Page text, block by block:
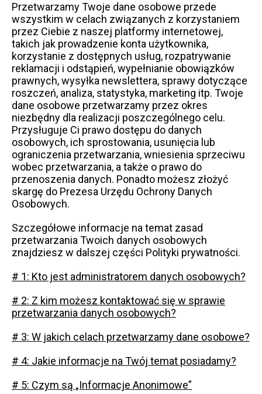
Przetwarzamy Twoje dane osobowe przede
wszystkim w celach związanych z korzystaniem
przez Ciebie z naszej platformy internetowej,
takich jak prowadzenie konta użytkownika,
korzystanie z dostępnych usług, rozpatrywanie
reklamacji i odstąpień, wypełnianie obowiązków
prawnych, wysyłka newslettera, sprawy dotyczące
roszczeń, analiza, statystyka, marketing itp. Twoje
dane osobowe przetwarzamy przez okres
niezbędny dla realizacji poszczególnego celu.
Przysługuje Ci prawo dostępu do danych
osobowych, ich sprostowania, usunięcia lub
ograniczenia przetwarzania, wniesienia sprzeciwu
wobec przetwarzania, a także o prawo do
przenoszenia danych. Ponadto możesz złożyć
skargę do Prezesa Urzędu Ochrony Danych
Osobowych.
Szczegółowe informacje na temat zasad
przetwarzania Twoich danych osobowych
znajdziesz w dalszej części Polityki prywatności.
# 1: Kto jest administratorem danych osobowych?
# 2: Z kim możesz kontaktować się w sprawie
przetwarzania danych osobowych?
# 3: W jakich celach przetwarzamy dane osobowe?
# 4: Jakie informacje na Twój temat posiadamy?
# 5: Czym są „Informacje Anonimowe”